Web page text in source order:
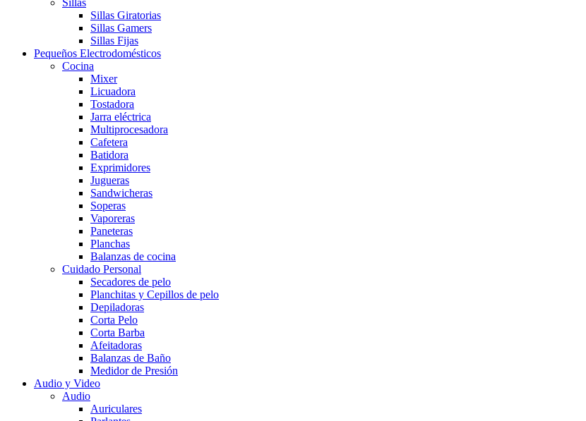
Sillas
Sillas Giratorias
Sillas Gamers
Sillas Fijas
Pequeños Electrodomésticos
Cocina
Mixer
Licuadora
Tostadora
Jarra eléctrica
Multiprocesadora
Cafetera
Batidora
Exprimidores
Jugueras
Sandwicheras
Soperas
Vaporeras
Paneteras
Planchas
Balanzas de cocina
Cuidado Personal
Secadores de pelo
Planchitas y Cepillos de pelo
Depiladoras
Corta Pelo
Corta Barba
Afeitadoras
Balanzas de Baño
Medidor de Presión
Audio y Video
Audio
Auriculares